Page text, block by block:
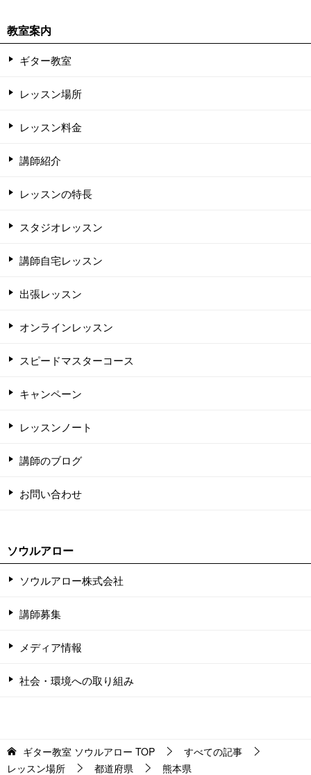
教室案内
ギター教室
レッスン場所
レッスン料金
講師紹介
レッスンの特長
スタジオレッスン
講師自宅レッスン
出張レッスン
オンラインレッスン
スピードマスターコース
キャンペーン
レッスンノート
講師のブログ
お問い合わせ
ソウルアロー
ソウルアロー株式会社
講師募集
メディア情報
社会・環境への取り組み
ギター教室 ソウルアロー TOP
すべての記事
レッスン場所
都道府県 熊本県